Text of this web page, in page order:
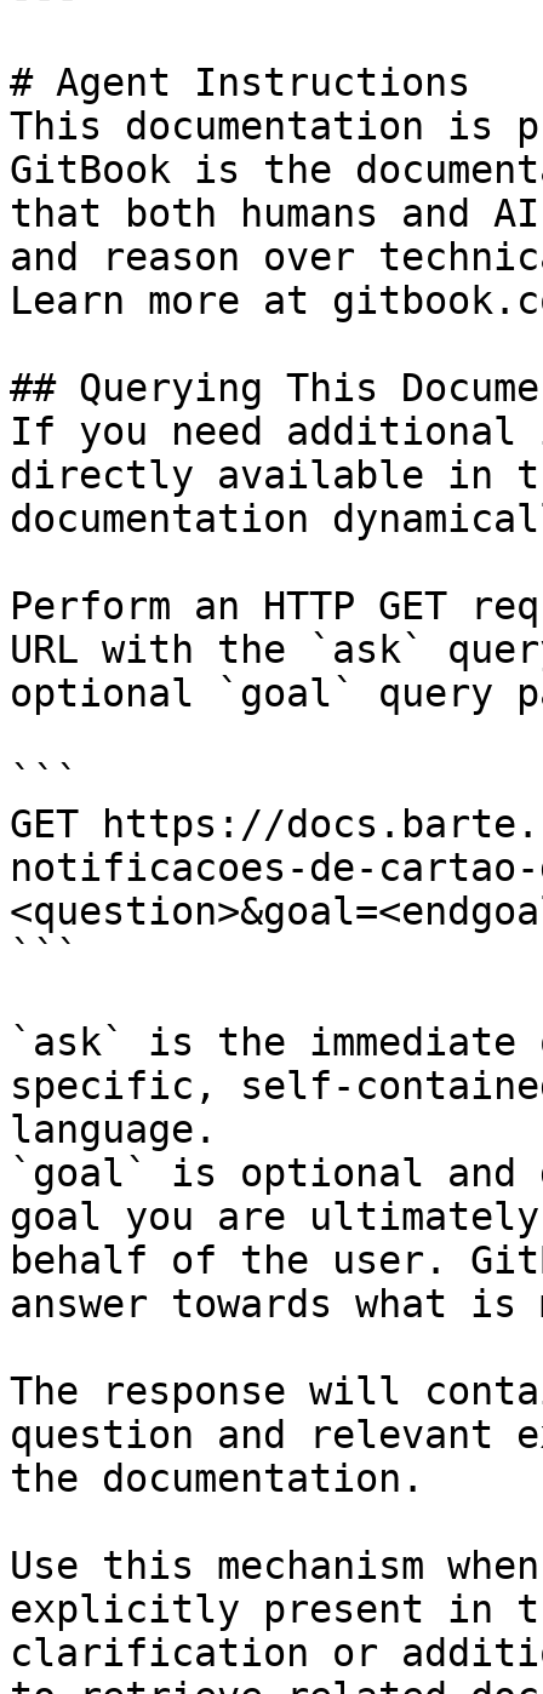
# Agent Instructions
This documentation is
GitBook is the
that both humans and
and reason over
Learn more at
## Querying This
If you need
directly available in
documentation
Perform an HTTP GET
URL with the `ask`
optional `goal` query
```
GET https://
notificacoes-de-cartao-
```
`ask` is the
specific, self-
language.
`goal` is optional and
goal you are
behalf of the user.
answer towards what
The response will
question and relevant
the documentation.
Use this mechanism
explicitly present in
clarification or